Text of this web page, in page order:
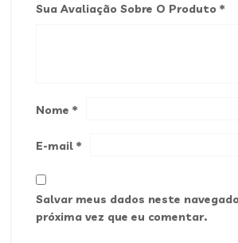
Sua Avaliação Sobre O Produto *
Nome *
E-mail *
Salvar meus dados neste
próxima vez que eu comentar.